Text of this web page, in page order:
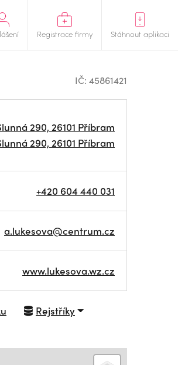
Registrace firmy Stáhnout aplikaci
IČ: 45861421
290, 26101 Příbram
290, 26101 Příbram
+420 604 440 031
a.lukesova@centrum.cz
www.lukesova.wz.cz
Rejstříky